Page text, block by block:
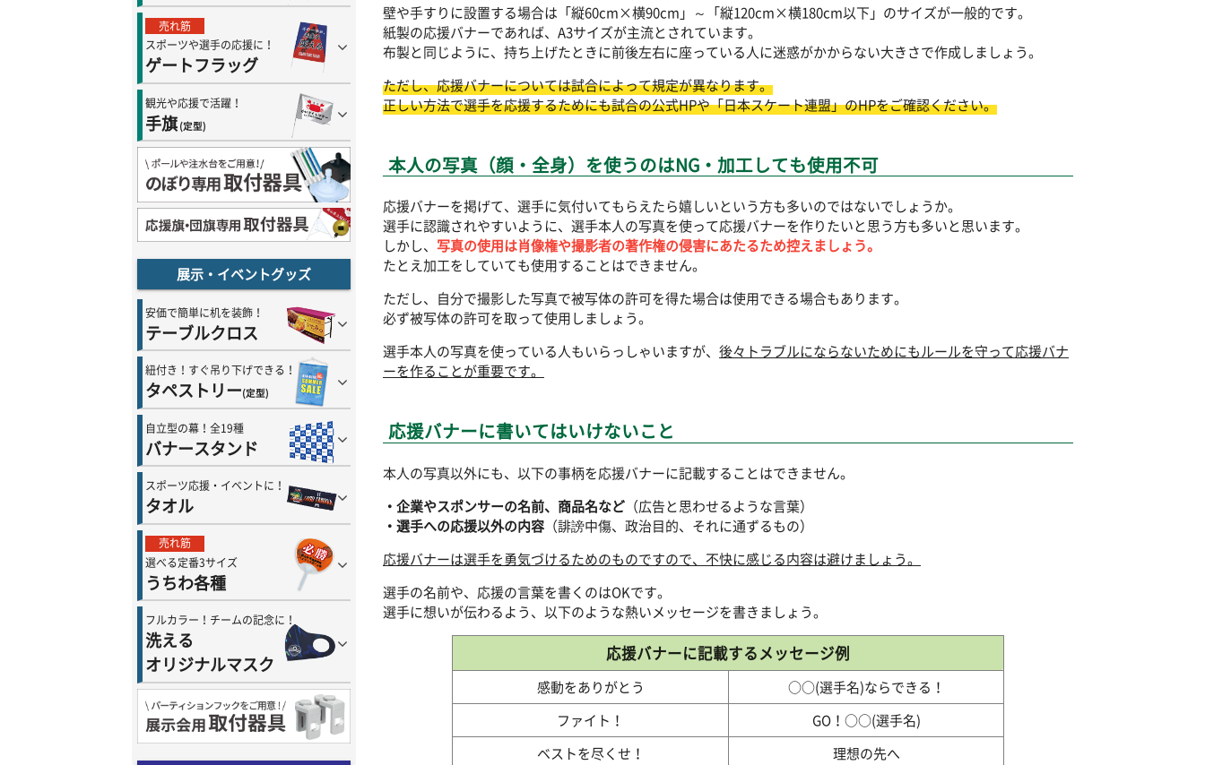
売れ筋
スポーツや選手の応援に！
ゲートフラッグ
観光や応援で活躍！
手旗 (定型)
展示・イベントグッズ
安価で簡単に机を装飾！
テーブルクロス
紐付き！すぐ吊り下げできる！
タペストリー(定型)
自立型の幕！全19種
バナースタンド
スポーツ応援・イベントに！
タオル
売れ筋
選べる定番3サイズ
うちわ各種
フルカラー！チームの記念に！
洗える
オリジナルマスク
壁や手すりに設置する場合は「縦60cm×横90cm」～「縦120cm×横180cm以下」のサイズが一般的です。
紙製の応援バナーであれば、A3サイズが主流とされています。
布製と同じように、持ち上げたときに前後左右に座っている人に迷惑がかからない大きさで作成しましょう。
ただし、応援バナーについては試合によって規定が異なります。
正しい方法で選手を応援するためにも試合の公式HPや「日本スケート連盟」のHPをご確認ください。
本人の写真（顔・全身）を使うのはNG・加工しても使用不可
応援バナーを掲げて、選手に気付いてもらえたら嬉しいという方も多いのではないでしょうか。
選手に認識されやすいように、選手本人の写真を使って応援バナーを作りたいと思う方も多いと思います。
しかし、 写真の使用は肖像権や撮影者の著作権の侵害にあたるため控えましょう。
たとえ加工をしていても使用することはできません。
ただし、自分で撮影した写真で被写体の許可を得た場合は使用できる場合もあります。
必ず被写体の許可を取って使用しましょう。
選手本人の写真を使っている人もいらっしゃいますが、 後々トラブルにならないためにもルールを守って応援バナ
ーを作ることが重要です。
応援バナーに書いてはいけないこと
本人の写真以外にも、以下の事柄を応援バナーに記載することはできません。
・企業やスポンサーの名前、商品名など （広告と思わせるような言葉）
・選手への応援以外の内容 （誹謗中傷、政治目的、それに通ずるもの）
応援バナーは選手を勇気づけるためのものですので、不快に感じる内容は避けましょう。
選手の名前や、応援の言葉を書くのはOKです。
選手に想いが伝わるよう、以下のような熱いメッセージを書きましょう。
応援バナーに記載するメッセージ例
感動をありがとう
○○(選手名)ならできる！
ファイト！
GO！○○(選手名)
ベストを尽くせ！
理想の先へ